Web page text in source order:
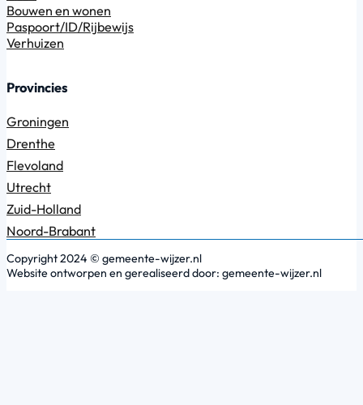
Bouwen en wonen
Paspoort/ID/Rijbewijs
Verhuizen
Provincies
Groningen
Drenthe
Flevoland
Utrecht
Zuid-Holland
Noord-Brabant
Copyright 2024 © gemeente-wijzer.nl
Website ontworpen en gerealiseerd door: gemeente-wijzer.nl